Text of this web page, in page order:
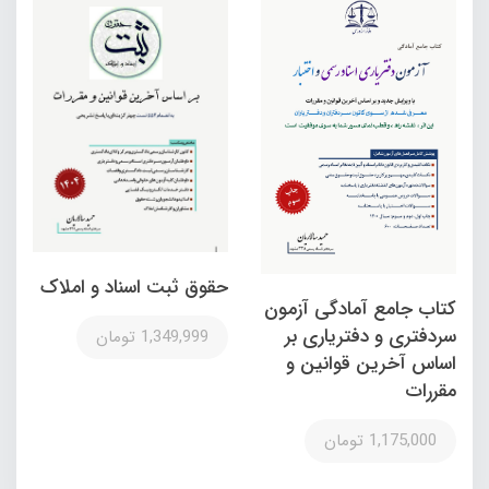
کتاب جامع آمادگی آزمون
سردفتری و دفتریاری بر
اساس آخرین قوانین و
مقررات
1,175,000 تومان
حقوق ثبت اسناد و املاک
1,349,999 تومان